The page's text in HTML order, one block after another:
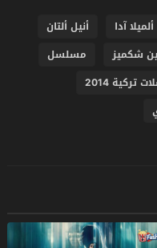
ألميلا آدا
أنيل ألتان
شكميز
مسلسل
تركية 2014